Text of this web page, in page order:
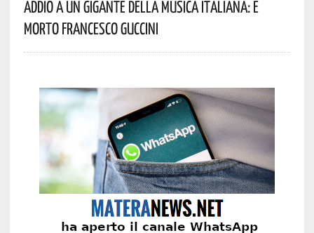
Addio A Un Gigante Della Musica Italiana: È
Morto Francesco Guccini